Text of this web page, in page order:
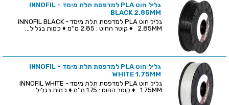
גליל חוט PLA למדפסת תלת מימד - INNOFIL
BLACK 2.85MM
גליל חוט PLA למדפסת תלת מימד - INNOFIL BLACK
2.85MM ♦ קוטר החוט : 2.85 מ''מ ♦ כמות בגליל...
גליל חוט PLA למדפסת תלת מימד - INNOFIL
WHITE 1.75MM
גליל חוט PLA למדפסת תלת מימד - INNOFIL WHITE
1.75MM ♦ קוטר החוט : 1.75 מ''מ ♦ כמות בגליל...